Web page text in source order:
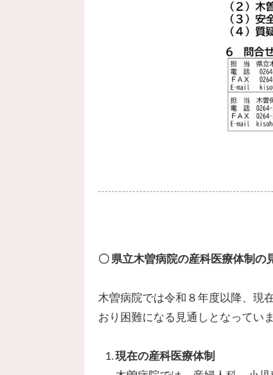
〇 県立木曽病院の産科医療体制の
木曽病院では令和８年度以降、現
おり困難になる見通しとなっていま
現在の産科医療体制